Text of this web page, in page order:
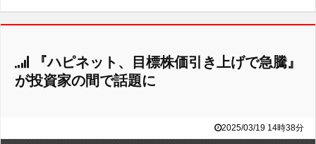
a
『ハピネット、目標株価引き上げで急騰』
が投資家の間で話題に
2025/03/19 14時38分